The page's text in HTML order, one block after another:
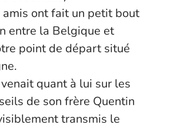
amis ont fait un petit bout
entre la Belgique et
point de départ situé
quant à lui sur les
de son frère Quentin
transmis le